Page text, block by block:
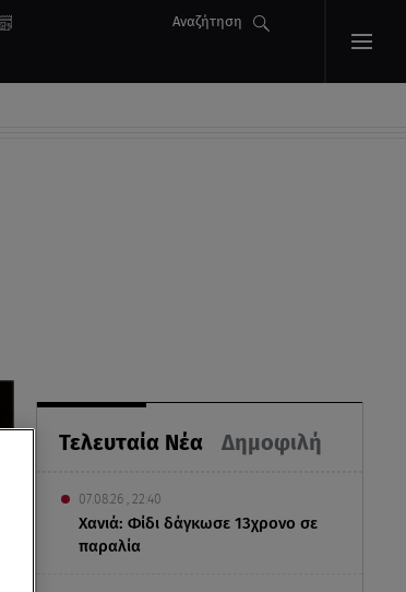
Αναζήτηση
Τελευταία Νέα Δημοφιλή
07.08.26 , 22:40
Χανιά: Φίδι δάγκωσε 13χρονο σε
παραλία